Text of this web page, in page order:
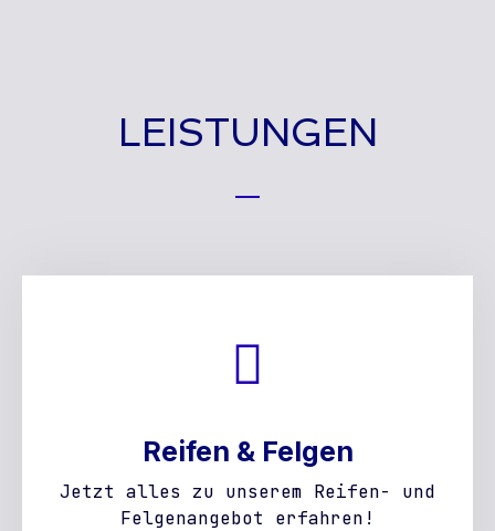
LEISTUNGEN
Reifen & Felgen
Jetzt alles zu unserem Reifen- und
Felgenangebot erfahren!